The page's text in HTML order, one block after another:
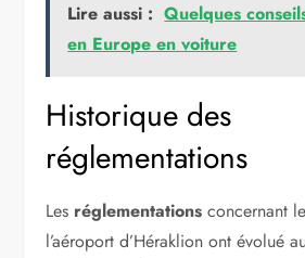
Lire aussi : Quelques
en Europe en voiture
Historique des
réglementations
Les réglementations concernant
l’aéroport d’Héraklion ont évolué